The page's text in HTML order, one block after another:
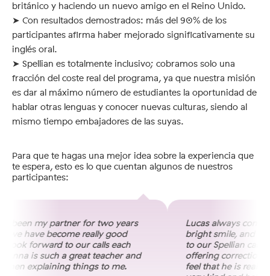
británico y haciendo un nuevo amigo en el Reino Unido.
➤ Con resultados demostrados: más del 90% de los
participantes afirma haber mejorado significativamente su
inglés oral.
➤ Spellian es totalmente inclusivo; cobramos solo una
fracción del coste real del programa, ya que nuestra misión
es dar al máximo número de estudiantes la oportunidad de
hablar otras lenguas y conocer nuevas culturas, siendo al
mismo tiempo embajadores de las suyas.
Para que te hagas una mejor idea sobre la experiencia que
te espera, esto es lo que cuentan algunos de nuestros
participantes:
been my partner for two years
we have become really good
look forward to our calls each
is such a great teacher and
explaining things to me.
Lucas always
bright smile, and is
to our Spellian calls.
offering corrections
feel that he is really